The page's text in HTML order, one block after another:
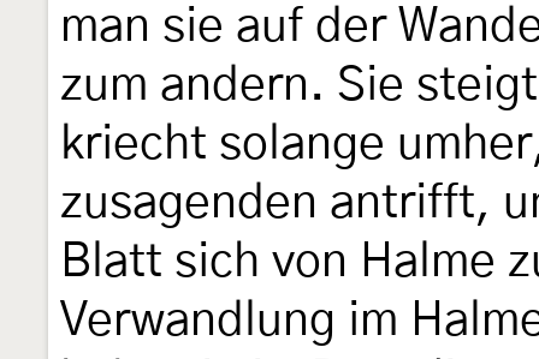
man sie auf der
zum andern. Sie
kriecht solange
zusagenden antrifft,
Blatt sich von Halme
Verwandlung im